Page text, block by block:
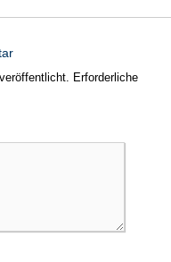
Erforderliche